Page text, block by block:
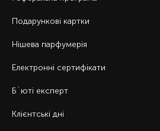
Подарункові картки
Нішева парфумерія
Електронні сертифікати
Б`юті експерт
Клієнтські дні